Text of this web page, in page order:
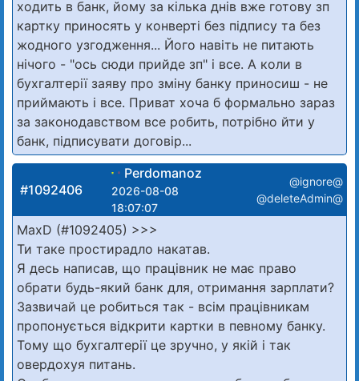
ходить в банк, йому за кілька днів вже готову зп
картку приносять у конверті без підпису та без
жодного узгодження... Його навіть не питають
нічого - "ось сюди прийде зп" і все. А коли в
бухгалтерії заяву про зміну банку приносиш - не
приймають і все. Приват хоча б формально зараз
за законодавством все робить, потрібно йти у
банк, підписувати договір...
#1092406
Perdomanoz
2026-08-08
18:07:07
@ignore@
@deleteAdmin@
MaxD (#1092405) >>>
Ти таке простирадло накатав.
Я десь написав, що працівник не має право
обрати будь-який банк для, отримання зарплати?
Зазвичай це робиться так - всім працівникам
пропонується відкрити картки в певному банку.
Тому що бухгалтерії це зручно, у якій і так
овердохуя питань.